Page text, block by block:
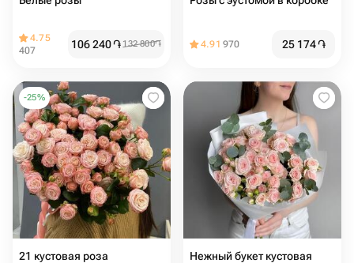
4.75
407
106 240֏ 132 800֏ 4.91 970 25 174֏
-25%
21 кустовая роза
Нежный букет кустовая